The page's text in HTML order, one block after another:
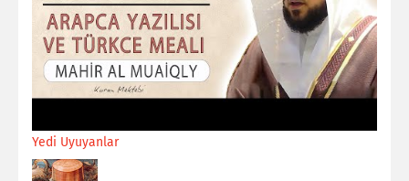
Yedi Uyuyanlar